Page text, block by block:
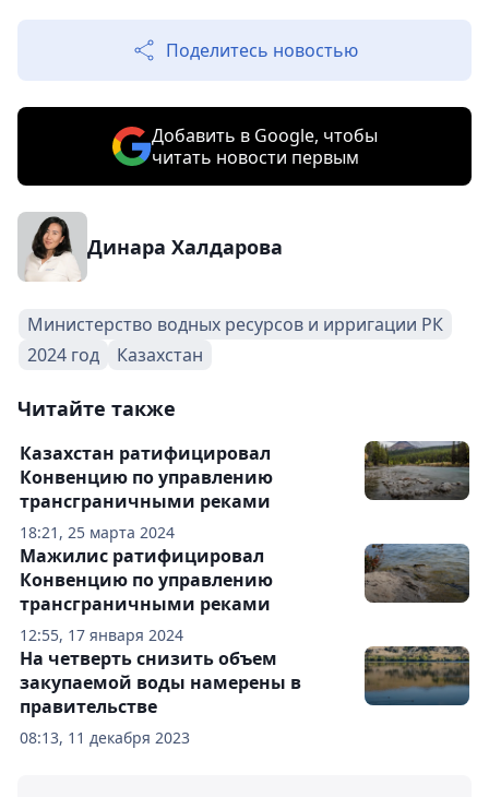
Поделитесь новостью
Добавить в Google, чтобы
читать новости первым
Динара Халдарова
Министерство водных ресурсов и ирригации РК
2024 год
Казахстан
Читайте также
18:21, 25 марта 2024
Казахстан ратифицировал
Конвенцию по управлению
трансграничными реками
12:55, 17 января 2024
Мажилис ратифицировал
Конвенцию по управлению
трансграничными реками
08:13, 11 декабря 2023
На четверть снизить объем
закупаемой воды намерены в
правительстве